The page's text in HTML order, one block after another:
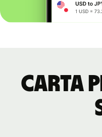
Carta